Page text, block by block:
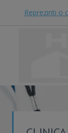
Reprezinti o